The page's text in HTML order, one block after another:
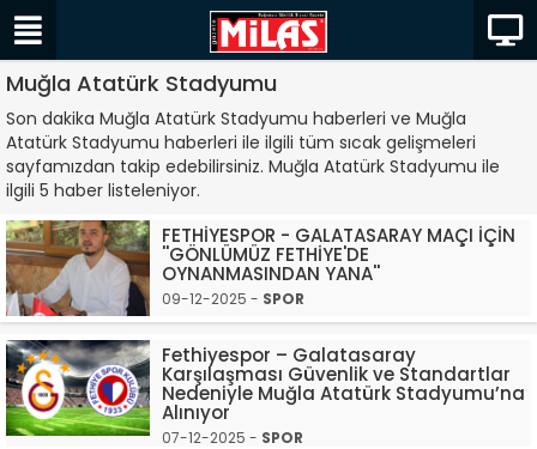
Muğla Atatürk Stadyumu
Son dakika Muğla Atatürk Stadyumu haberleri ve Muğla
Atatürk Stadyumu haberleri ile ilgili tüm sıcak gelişmeleri
sayfamızdan takip edebilirsiniz. Muğla Atatürk Stadyumu ile
ilgili 5 haber listeleniyor.
FETHİYESPOR - GALATASARAY MAÇI İÇİN
''GÖNLÜMÜZ FETHİYE'DE
OYNANMASINDAN YANA''
09-12-2025 - SPOR
Fethiyespor – Galatasaray
Karşılaşması Güvenlik ve Standartlar
Nedeniyle Muğla Atatürk Stadyumu’na
Alınıyor
07-12-2025 - SPOR